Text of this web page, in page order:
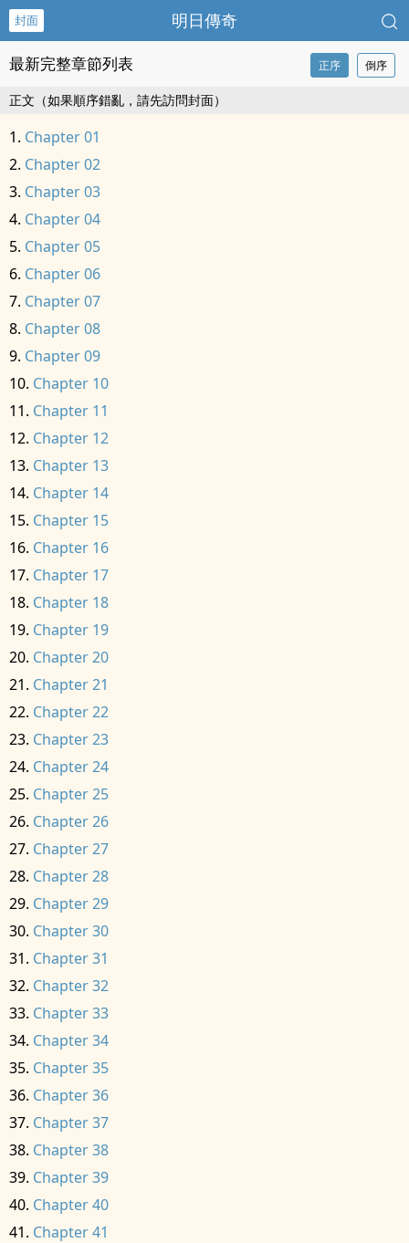
封面 明日傳奇
最新完整章節列表 正序 倒序
正文（如果順序錯亂，請先訪問封面）
Chapter 01
Chapter 02
Chapter 03
Chapter 04
Chapter 05
Chapter 06
Chapter 07
Chapter 08
Chapter 09
Chapter 10
Chapter 11
Chapter 12
Chapter 13
Chapter 14
Chapter 15
Chapter 16
Chapter 17
Chapter 18
Chapter 19
Chapter 20
Chapter 21
Chapter 22
Chapter 23
Chapter 24
Chapter 25
Chapter 26
Chapter 27
Chapter 28
Chapter 29
Chapter 30
Chapter 31
Chapter 32
Chapter 33
Chapter 34
Chapter 35
Chapter 36
Chapter 37
Chapter 38
Chapter 39
Chapter 40
Chapter 41